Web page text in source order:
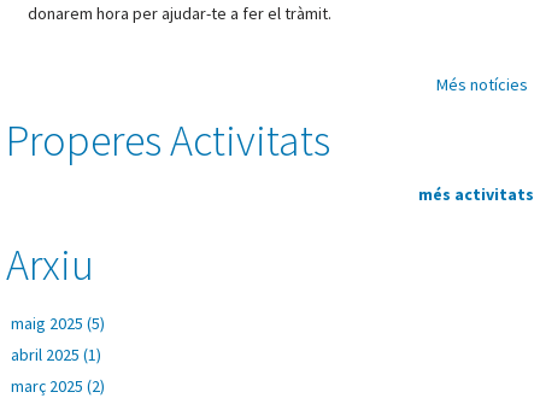
donarem hora per ajudar-te a fer el tràmit.
Més notícies
Properes Activitats
més activitats
Arxiu
maig 2025 (5)
abril 2025 (1)
març 2025 (2)